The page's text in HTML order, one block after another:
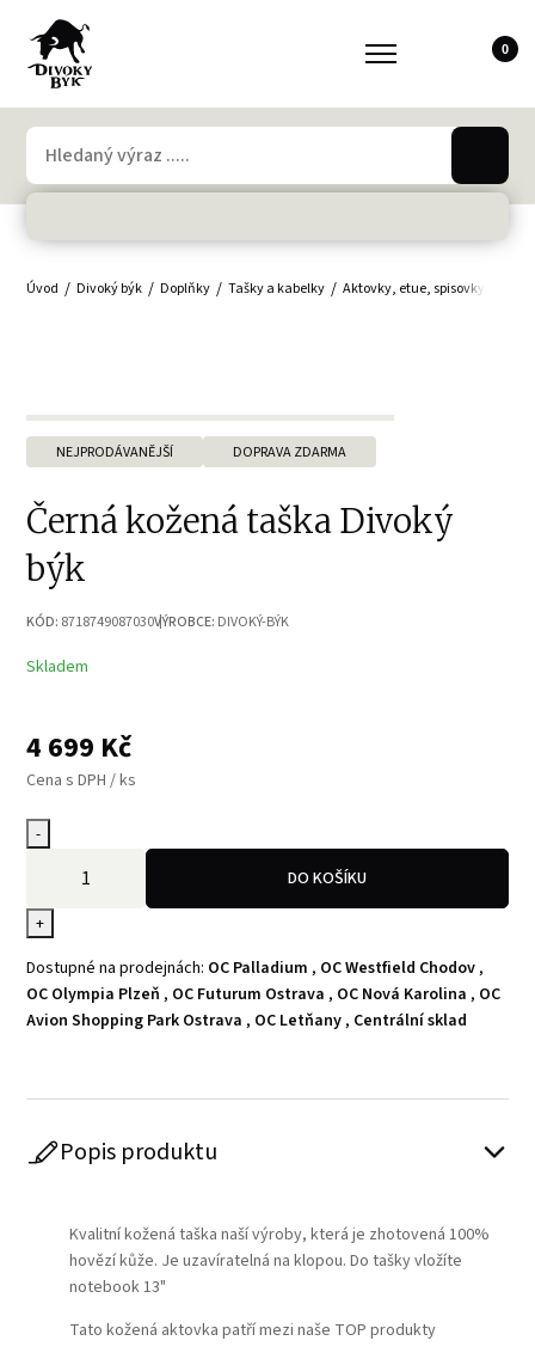
0
Úvod Divoký býk Doplňky Tašky a kabelky Aktovky, etue, spisovky
NEJPRODÁVANĚJŠÍ DOPRAVA ZDARMA
Černá kožená taška Divoký
býk
KÓD: 8718749087030VÝROBCE: DIVOKÝ-BÝK
Skladem
4 699 Kč
Cena s DPH / ks
-
+
DO KOŠÍKU
Dostupné na prodejnách: OC Palladium , OC Westfield Chodov ,
OC Olympia Plzeň , OC Futurum Ostrava , OC Nová Karolina , OC
Avion Shopping Park Ostrava , OC Letňany , Centrální sklad
Popis produktu
Play
Kvalitní kožená taška naší výroby, která je zhotovená 100%
hovězí kůže. Je uzavíratelná na klopou. Do tašky vložíte
notebook 13"
Tato kožená aktovka patří mezi naše TOP produkty